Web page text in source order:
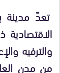
تعدّ مدينة
الاقتصادية
والترفيه
من مدن